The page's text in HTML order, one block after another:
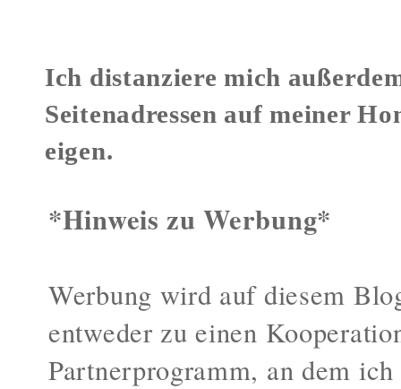
Ich distanziere mich
Seitenadressen auf meiner
eigen.
*Hinweis zu Werbung*
Werbung wird auf diesem
entweder zu einen
Partnerprogramm, an dem